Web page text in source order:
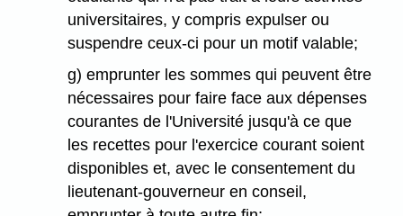
universitaires, y compris expulser ou
suspendre ceux-ci pour un motif valable;
g) emprunter les sommes qui peuvent être
nécessaires pour faire face aux dépenses
courantes de l'Université jusqu'à ce que
les recettes pour l'exercice courant soient
disponibles et, avec le consentement du
lieutenant-gouverneur en conseil,